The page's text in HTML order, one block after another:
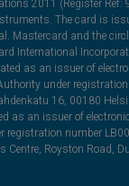
2011 (Register
The card is
Mastercard and the
International
as an issuer of
under
16, 00180
as an issuer of
registration number
Centre, Royston Road,